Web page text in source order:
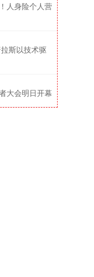
人身险个人营
斯以技术驱
大会明日开幕